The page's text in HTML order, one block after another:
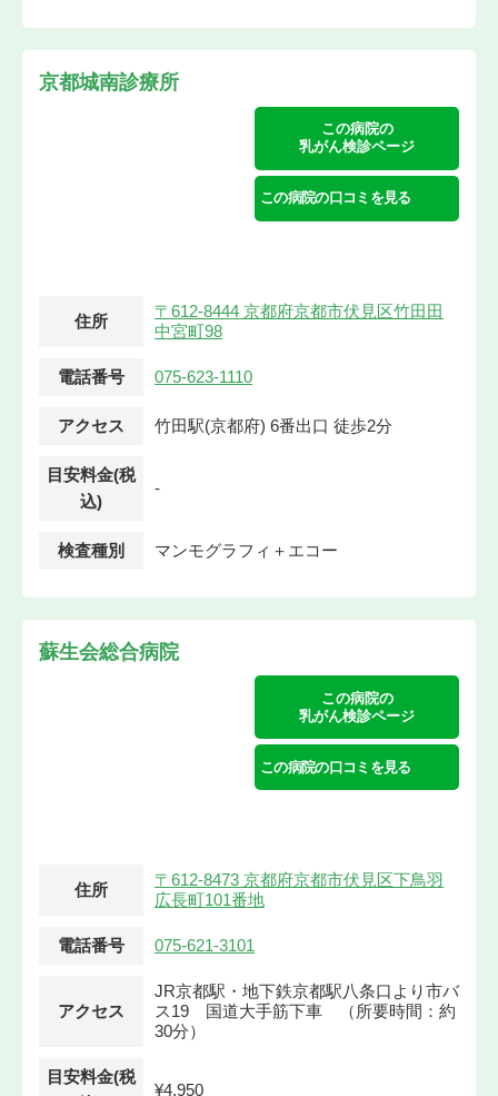
京都城南診療所
この病院の
乳がん検診ページ
この病院の口コミを見る
住所
〒612-8444 京都府京都市伏見区竹田田
中宮町98
電話番号 075-623-1110
アクセス 竹田駅(京都府) 6番出口 徒歩2分
目安料金(税
込)
-
検査種別 マンモグラフィ＋エコー
蘇生会総合病院
この病院の
乳がん検診ページ
この病院の口コミを見る
住所
〒612-8473 京都府京都市伏見区下鳥羽
広長町101番地
電話番号 075-621-3101
アクセス
JR京都駅・地下鉄京都駅八条口より市バ
ス19 国道大手筋下車 （所要時間：約
30分）
目安料金(税
¥4,950